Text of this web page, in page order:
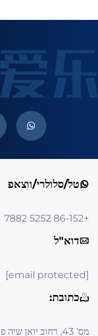
טל/סלולרי/ווצאפ
+86-152 5252 7882
דוא"ל
[email protected]
כתובת:
מס' 43, רחוב יואן שיה פאי פנג, רחוב לאונגיי, מחוז ביון, גואנגג'ו, סין